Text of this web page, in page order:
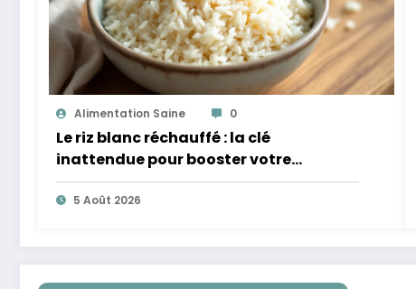
Alimentation Saine 0
Le riz blanc réchauffé : la clé
inattendue pour booster votre
microbiote
5 Août 2026